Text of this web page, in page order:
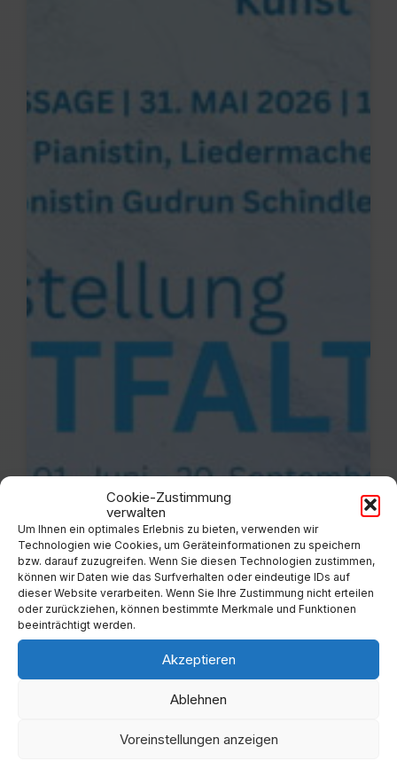
Cookie-Zustimmung
verwalten
Um Ihnen ein optimales Erlebnis zu bieten, verwenden wir
Technologien wie Cookies, um Geräteinformationen zu speichern
bzw. darauf zuzugreifen. Wenn Sie diesen Technologien zustimmen,
können wir Daten wie das Surfverhalten oder eindeutige IDs auf
dieser Website verarbeiten. Wenn Sie Ihre Zustimmung nicht erteilen
oder zurückziehen, können bestimmte Merkmale und Funktionen
beeinträchtigt werden.
Akzeptieren
Ablehnen
Voreinstellungen anzeigen
31
Ausstellung: “Entfaltung”